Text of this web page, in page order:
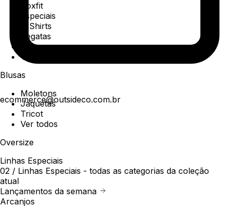
ecommerce@outsideco.com.br
Boxfit
Especiais
T-Shirts
Regatas
Polo
Ver todos
Blusas
Moletons
Jaquetas
Tricot
Ver todos
Oversize
Linhas Especiais
02 / Linhas Especiais - todas as categorias da coleção
atual
Lançamentos da semana
Arcanjos